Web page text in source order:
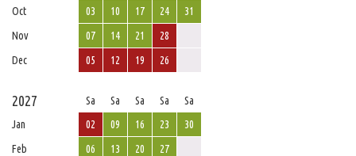
Oct
03 10 17 24
31
Nov
07 14 21
28
Dec
05 12 19 26
2027 Sa Sa Sa Sa
Sa
Jan
02 09 16 23
30
Feb
06 13 20
27